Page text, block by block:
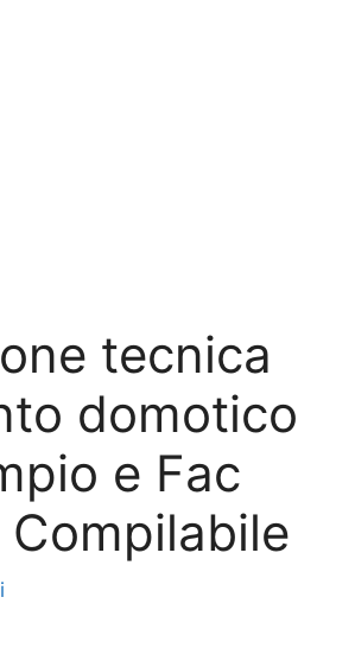
tecnica
domotico​​
e Fac
Compilabile